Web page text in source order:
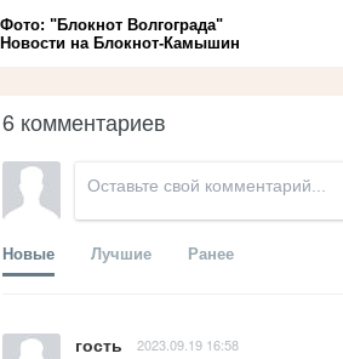
Фото: "Блокнот Волгограда"
Новости на Блoкнoт-Камышин
6 комментариев
Новые Лучшие Ранее
гость 2023.09.19 16:58